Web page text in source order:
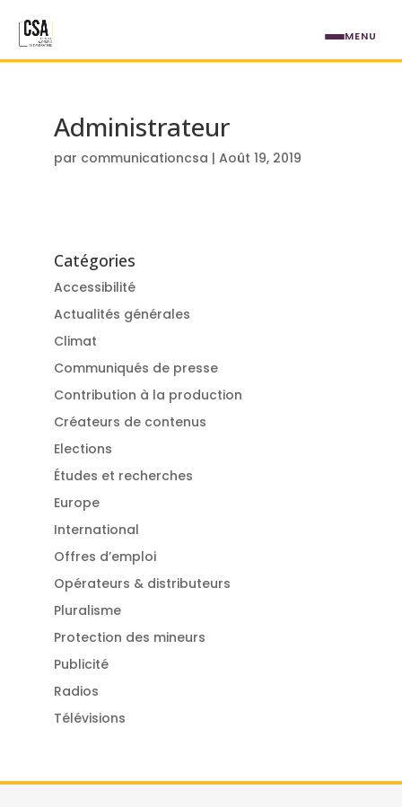
Administrateur
par communicationcsa | Août 19, 2019
Catégories
Accessibilité
Actualités générales
Climat
Communiqués de presse
Contribution à la production
Créateurs de contenus
Elections
Études et recherches
Europe
International
Offres d’emploi
Opérateurs & distributeurs
Pluralisme
Protection des mineurs
Publicité
Radios
Télévisions
MENU